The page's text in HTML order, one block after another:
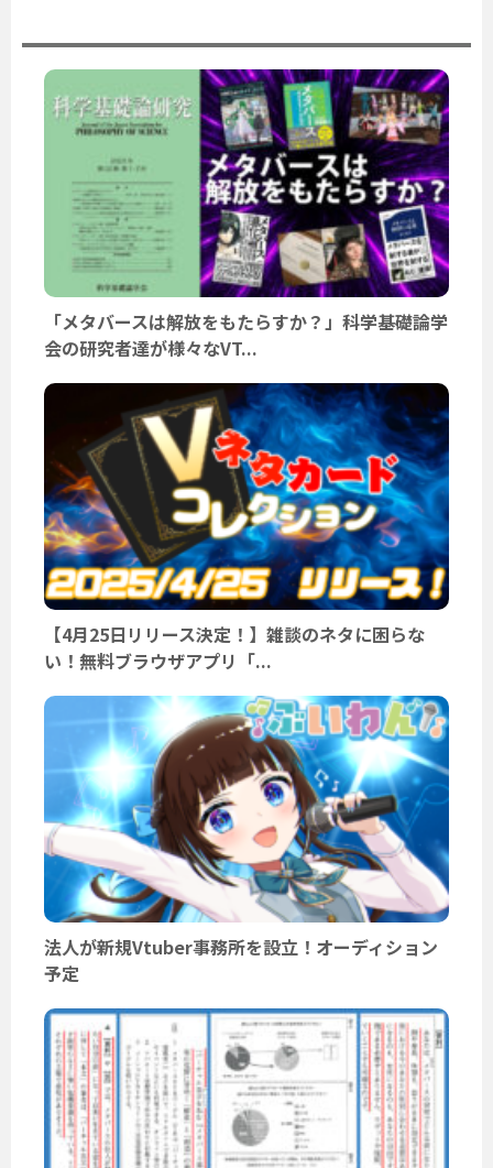
「メタバースは解放をもたらすか？」科学基礎論学
会の研究者達が様々なVT...
【4月25日リリース決定！】雑談のネタに困らな
い！無料ブラウザアプリ「...
法人が新規Vtuber事務所を設立！オーディション
予定